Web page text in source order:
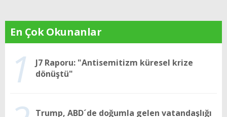
En Çok Okunanlar
1
J7 Raporu: "Antisemitizm küresel krize
dönüştü"
Trump, ABD´de doğumla gelen vatandaşlığı